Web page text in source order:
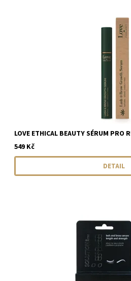
LOVE ETHICAL BEAUTY SÉRUM PRO
549 Kč
DETAIL